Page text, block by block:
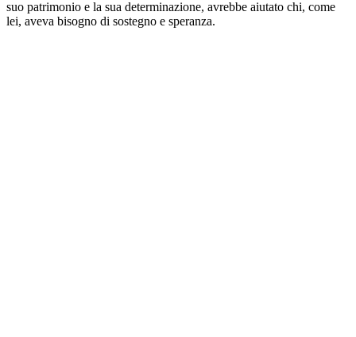
suo patrimonio e la sua determinazione, avrebbe aiutato chi, come
lei, aveva bisogno di sostegno e speranza.